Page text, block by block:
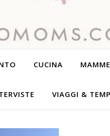
CUCINA
VIAGGI &